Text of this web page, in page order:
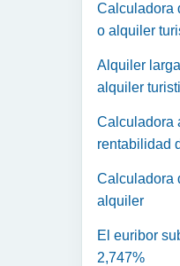
Calculadora
o alquiler
Alquiler
alquiler
Calculadora
rentabilidad
Calculadora
alquiler
El euribor
2,747%